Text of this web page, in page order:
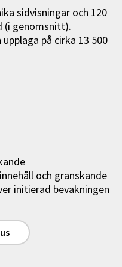
sidvisningar och 120
(i genomsnitt).
på cirka 13 500
och granskande
initierad bevakningen